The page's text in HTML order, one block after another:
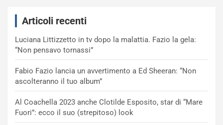
Articoli recenti
Luciana Littizzetto in tv dopo la malattia. Fazio la gela:
“Non pensavo tornassi”
Fabio Fazio lancia un avvertimento a Ed Sheeran: “Non
ascolteranno il tuo album”
Al Coachella 2023 anche Clotilde Esposito, star di “Mare
Fuori”: ecco il suo (strepitoso) look